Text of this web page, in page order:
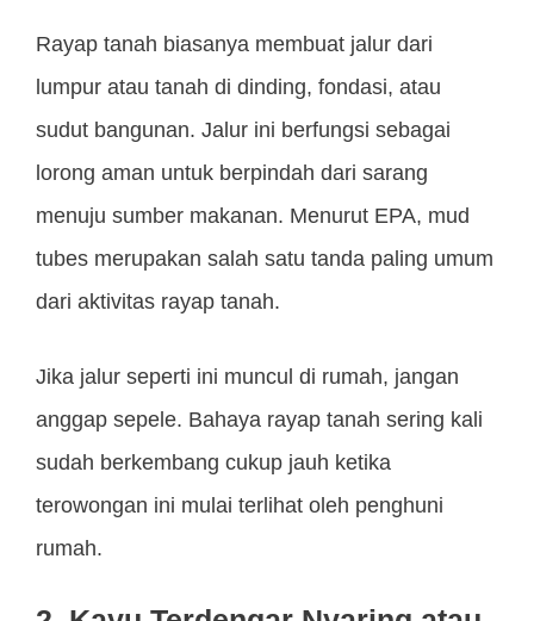
Rayap tanah biasanya membuat jalur dari
lumpur atau tanah di dinding, fondasi, atau
sudut bangunan. Jalur ini berfungsi sebagai
lorong aman untuk berpindah dari sarang
menuju sumber makanan. Menurut EPA, mud
tubes merupakan salah satu tanda paling umum
dari aktivitas rayap tanah.
Jika jalur seperti ini muncul di rumah, jangan
anggap sepele. Bahaya rayap tanah sering kali
sudah berkembang cukup jauh ketika
terowongan ini mulai terlihat oleh penghuni
rumah.